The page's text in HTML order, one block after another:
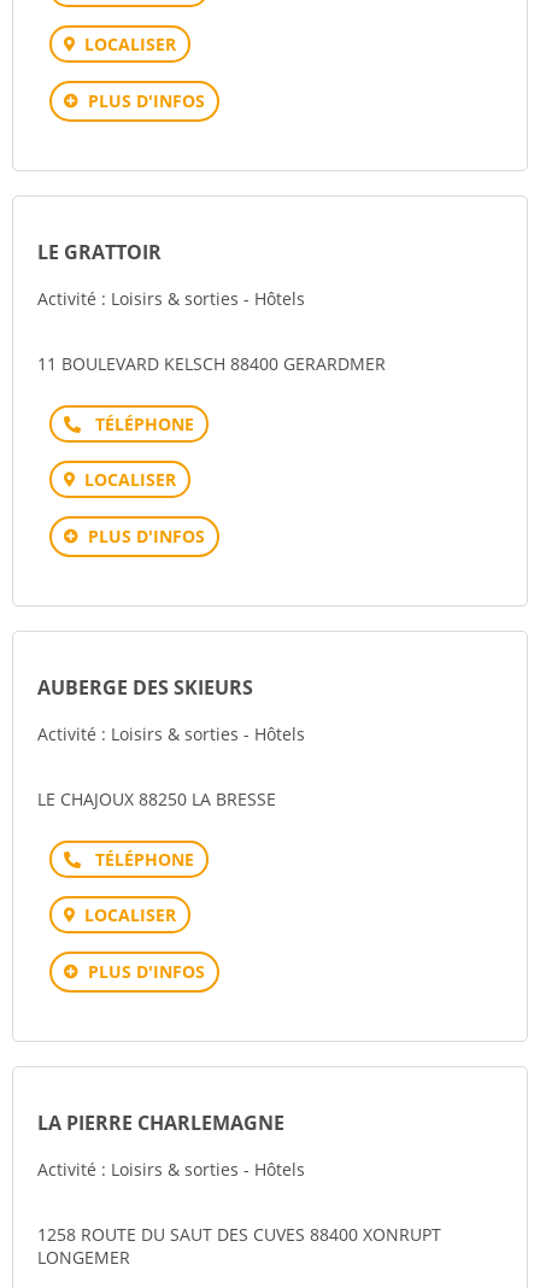
LOCALISER
PLUS D'INFOS
LE GRATTOIR
Activité : Loisirs & sorties - Hôtels
11 BOULEVARD KELSCH 88400 GERARDMER
Téléphone
LOCALISER
PLUS D'INFOS
AUBERGE DES SKIEURS
Activité : Loisirs & sorties - Hôtels
LE CHAJOUX 88250 LA BRESSE
Téléphone
LOCALISER
PLUS D'INFOS
LA PIERRE CHARLEMAGNE
Activité : Loisirs & sorties - Hôtels
1258 ROUTE DU SAUT DES CUVES 88400 XONRUPT
LONGEMER